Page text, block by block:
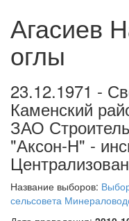
Агасиев
оглы
23.12.1971 -
Каменский
ЗАО
"Аксон-Н" -
Название выборов:
сельсовета